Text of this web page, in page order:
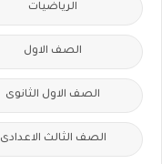
الرياضيات
الصف الاول
الصف الاول الثانوى
الصف الثالث الاعدادى